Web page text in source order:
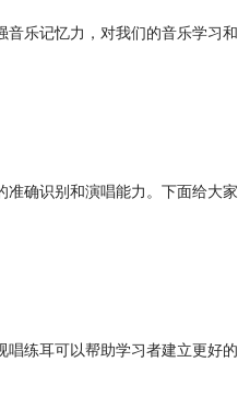
乐记忆力，对我们的音乐学习和
确识别和演唱能力。下面给大家
练耳可以帮助学习者建立更好的